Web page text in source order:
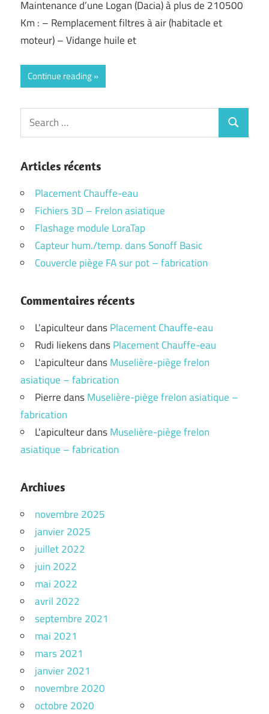
Maintenance d’une Logan (Dacia) à plus de 210500
Km : – Remplacement filtres à air (habitacle et
moteur) – Vidange huile et
Continue reading
Search
for:
Search
Articles récents
Placement Chauffe-eau
Fichiers 3D – Frelon asiatique
Flashage module LoraTap
Capteur hum./temp. dans Sonoff Basic
Couvercle piège FA sur pot – fabrication
Commentaires récents
L'apiculteurdansPlacement Chauffe-eau
Rudi liekensdansPlacement Chauffe-eau
L'apiculteurdansMuselière-piège frelon
asiatique – fabrication
PierredansMuselière-piège frelon asiatique –
fabrication
L'apiculteurdansMuselière-piège frelon
asiatique – fabrication
Archives
novembre 2025
janvier 2025
juillet 2022
juin 2022
mai 2022
avril 2022
septembre 2021
mai 2021
mars 2021
janvier 2021
novembre 2020
octobre 2020